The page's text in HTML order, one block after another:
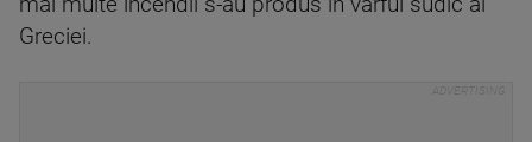
Greciei.